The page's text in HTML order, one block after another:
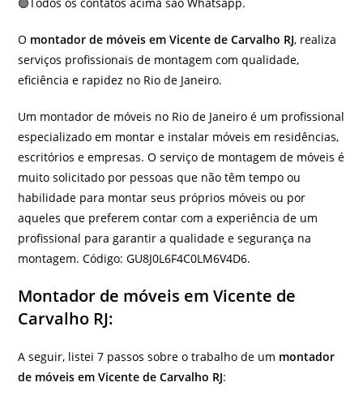
O montador de móveis em Vicente de Carvalho RJ, realiza
serviços profissionais de montagem com qualidade,
eficiência e rapidez no Rio de Janeiro.
Um montador de móveis no Rio de Janeiro é um profissional
especializado em montar e instalar móveis em residências,
escritórios e empresas. O serviço de montagem de móveis é
muito solicitado por pessoas que não têm tempo ou
habilidade para montar seus próprios móveis ou por
aqueles que preferem contar com a experiência de um
profissional para garantir a qualidade e segurança na
montagem. Código: GU8J0L6F4C0LM6V4D6.
Montador de móveis em Vicente de
Carvalho RJ:
A seguir, listei 7 passos sobre o trabalho de um montador
de móveis em Vicente de Carvalho RJ: